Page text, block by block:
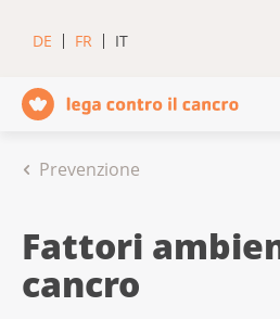
DE FR IT
Prevenzione
Fattori
cancro